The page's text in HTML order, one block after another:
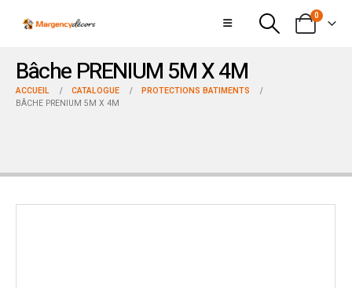
0
Bâche PRENIUM 5M X 4M
ACCUEIL CATALOGUE
PROTECTIONS BATIMENTS
BÂCHE PRENIUM 5M X 4M